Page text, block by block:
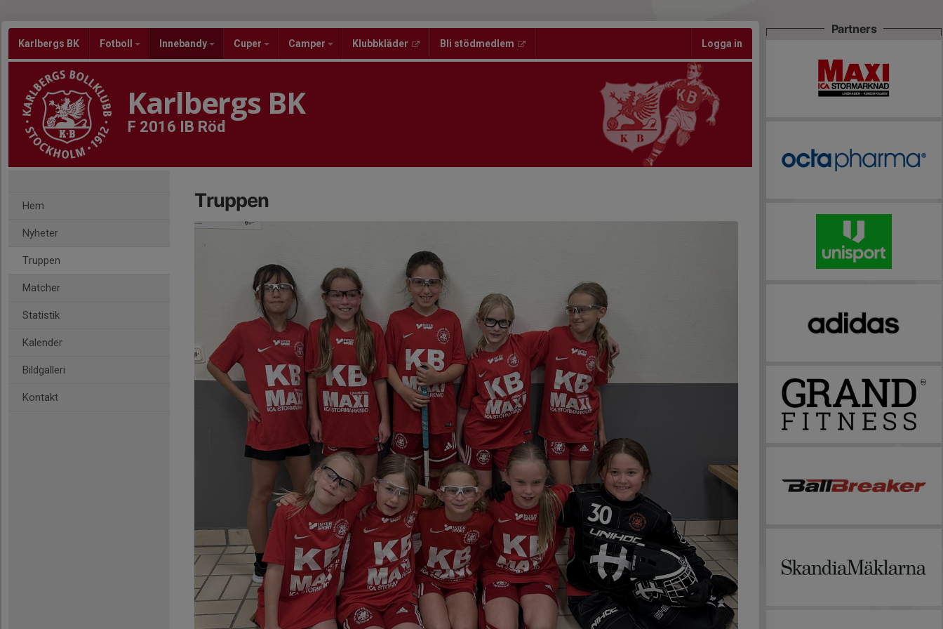
Karlbergs BK Fotboll Innebandy Cuper Camper Klubbkläder Bli stödmedlem Logga in
Karlbergs BK
F 2016 IB Röd
Hem
Nyheter
Truppen
Matcher
Statistik
Kalender
Bildgalleri
Kontakt
Truppen
Partners